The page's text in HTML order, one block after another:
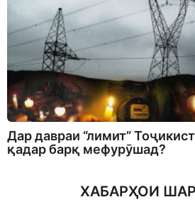
Дар давраи “лимит”
қадар барқ мефурӯшад?
ХАБАРҲОИ